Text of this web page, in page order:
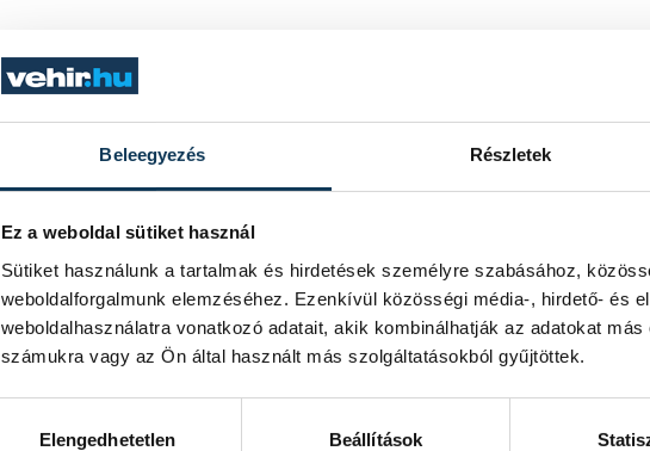
Beleegyezés Részletek
Ez a weboldal sütiket használ
Sütiket használunk a tartalmak és hirdetések személyre szabásához,
weboldalforgalmunk elemzéséhez. Ezenkívül közösségi média-, hirdető- és
weboldalhasználatra vonatkozó adatait, akik kombinálhatják az adatokat
számukra vagy az Ön által használt más szolgáltatásokból gyűjtöttek.
Elengedhetetlen
Beállítások